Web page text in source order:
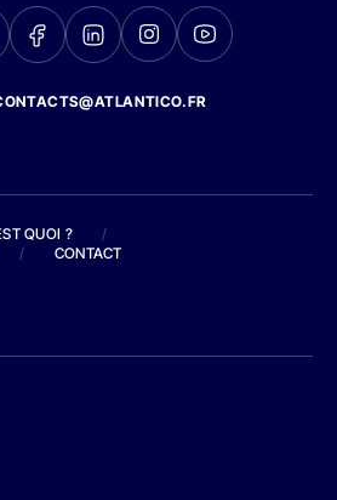
QUOI ?
/
/ CONTACT